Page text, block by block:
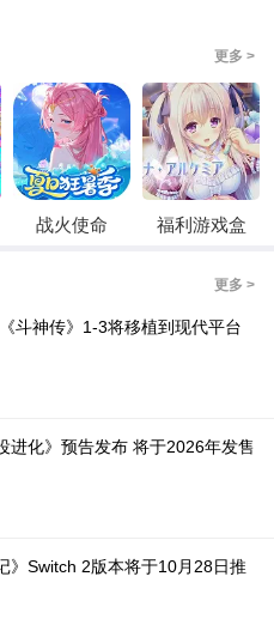
更多 >
战火使命 福利游戏盒
更多 >
斗神传》1-3将移植到现代平台
进化》预告发布 将于2026年发售
》Switch 2版本将于10月28日推